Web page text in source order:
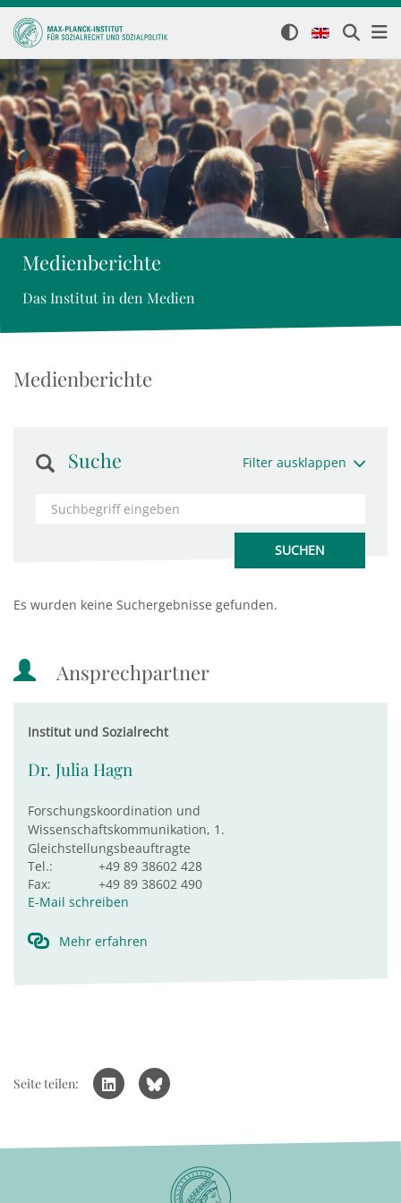
Medienberichte
Das Institut in den Medien
Medienberichte
Suche Filter ausklappen
Es wurden keine Suchergebnisse gefunden.
Ansprechpartner
Institut und Sozialrecht
Dr. Julia Hagn
Forschungskoordination und
Wissenschaftskommunikation, 1.
Gleichstellungsbeauftragte
Tel.:
+49 89 38602 428
Fax:
+49 89 38602 490
E-Mail schreiben
Mehr erfahren
Seite teilen: